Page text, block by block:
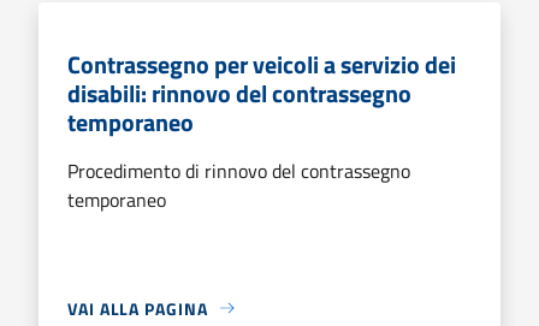
Contrassegno per veicoli a servizio dei
disabili: rinnovo del contrassegno
temporaneo
Procedimento di rinnovo del contrassegno
temporaneo
VAI ALLA PAGINA